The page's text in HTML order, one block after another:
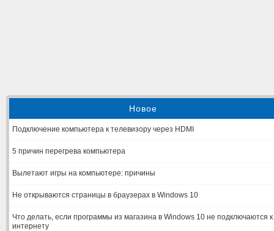
Новое
Подключение компьютера к телевизору через HDMI
5 причин перегрева компьютера
Вылетают игры на компьютере: причины
Не открываются страницы в браузерах в Windows 10
Что делать, если программы из магазина в Windows 10 не подключаются к
интернету